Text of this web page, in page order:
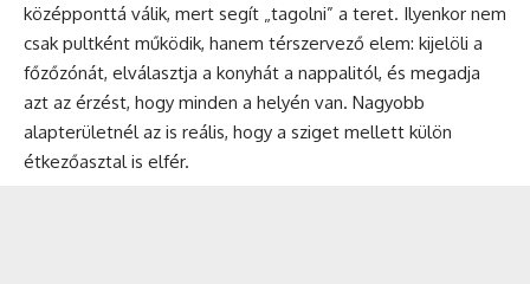
középponttá válik, mert segít „tagolni” a teret. Ilyenkor nem
csak pultként működik, hanem térszervező elem: kijelöli a
főzőzónát, elválasztja a konyhát a nappalitól, és megadja
azt az érzést, hogy minden a helyén van. Nagyobb
alapterületnél az is reális, hogy a sziget mellett külön
étkezőasztal is elfér.